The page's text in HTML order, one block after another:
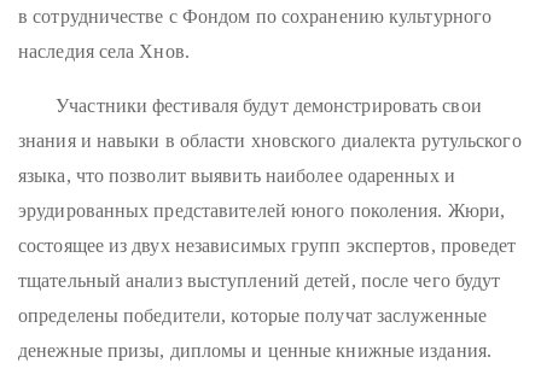
в сотрудничестве с Фондом по сохранению культурного
наследия села Хнов.
Участники фестиваля будут демонстрировать свои
знания и навыки в области хновского диалекта рутульского
языка, что позволит выявить наиболее одаренных и
эрудированных представителей юного поколения. Жюри,
состоящее из двух независимых групп экспертов, проведет
тщательный анализ выступлений детей, после чего будут
определены победители, которые получат заслуженные
денежные призы, дипломы и ценные книжные издания.